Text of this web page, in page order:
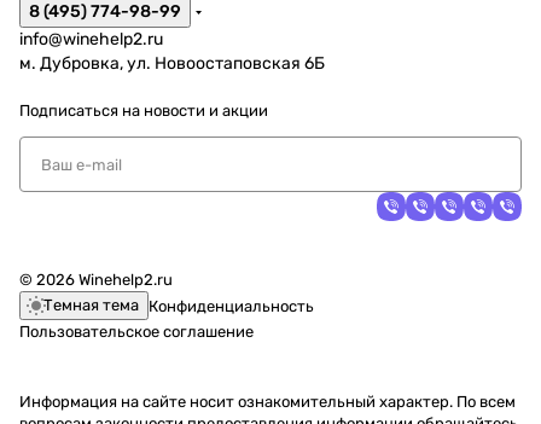
8 (495) 774-98-99
info@winehelp2.ru
м. Дубровка, ул. Новоостаповская 6Б
Подписаться на новости и акции
© 2026 Winehelp2.ru
Темная тема Конфиденциальность
Пользовательское соглашение
Информация на сайте носит ознакомительный характер. По всем